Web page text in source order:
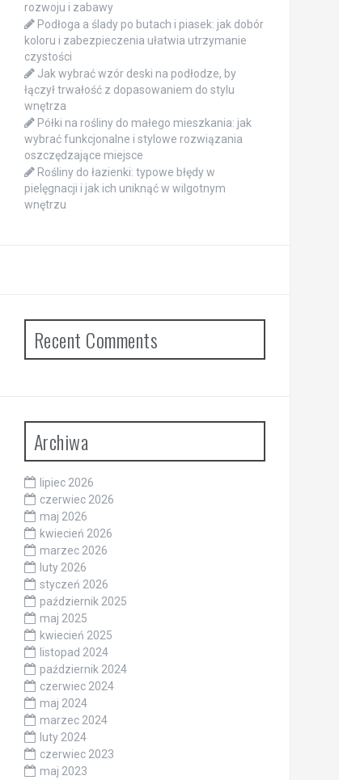
rozwoju i zabawy
Podłoga a ślady po butach i piasek: jak dobór
koloru i zabezpieczenia ułatwia utrzymanie
czystości
Jak wybrać wzór deski na podłodze, by
łączył trwałość z dopasowaniem do stylu
wnętrza
Półki na rośliny do małego mieszkania: jak
wybrać funkcjonalne i stylowe rozwiązania
oszczędzające miejsce
Rośliny do łazienki: typowe błędy w
pielęgnacji i jak ich uniknąć w wilgotnym
wnętrzu
Recent Comments
Archiwa
lipiec 2026
czerwiec 2026
maj 2026
kwiecień 2026
marzec 2026
luty 2026
styczeń 2026
październik 2025
maj 2025
kwiecień 2025
listopad 2024
październik 2024
czerwiec 2024
maj 2024
marzec 2024
luty 2024
czerwiec 2023
maj 2023